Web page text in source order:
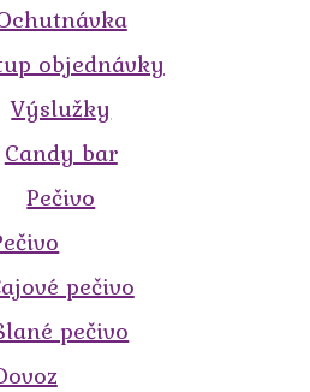
objednávky
Výslužky
Candy bar
Pečivo
pečivo
pečivo